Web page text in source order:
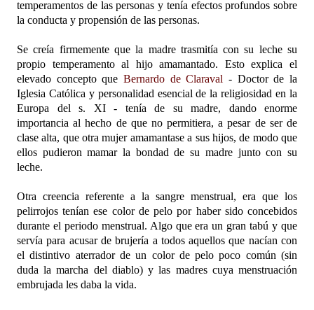
temperamentos de las personas y tenía efectos profundos sobre
la conducta y propensión de las personas.
Se creía firmemente que la madre trasmitía con su leche su
propio temperamento al hijo amamantado. Esto explica el
elevado concepto que Bernardo de Claraval - Doctor de la
Iglesia Católica y personalidad esencial de la religiosidad en la
Europa del s. XI - tenía de su madre, dando enorme
importancia al hecho de que no permitiera, a pesar de ser de
clase alta, que otra mujer amamantase a sus hijos, de modo que
ellos pudieron mamar la bondad de su madre junto con su
leche.
Otra creencia referente a la sangre menstrual, era que los
pelirrojos tenían ese color de pelo por haber sido concebidos
durante el periodo menstrual. Algo que era un gran tabú y que
servía para acusar de brujería a todos aquellos que nacían con
el distintivo aterrador de un color de pelo poco común (sin
duda la marcha del diablo) y las madres cuya menstruación
embrujada les daba la vida.